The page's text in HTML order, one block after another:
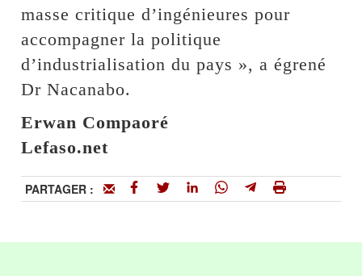
masse critique d’ingénieures pour
accompagner la politique
d’industrialisation du pays », a égrené
Dr Nacanabo.
Erwan Compaoré
Lefaso.net
PARTAGER :